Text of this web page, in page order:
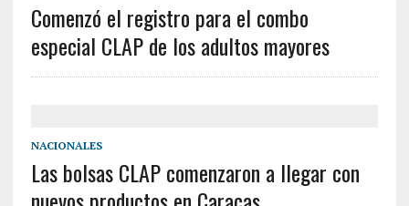
Comenzó el registro para el combo
especial CLAP de los adultos mayores
NACIONALES
Las bolsas CLAP comenzaron a llegar con